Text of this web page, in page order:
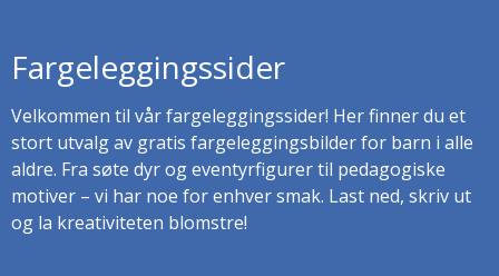
Fargeleggingssider
Velkommen til vår fargeleggingssider! Her finner du et
stort utvalg av gratis fargeleggingsbilder for barn i alle
aldre. Fra søte dyr og eventyrfigurer til pedagogiske
motiver – vi har noe for enhver smak. Last ned, skriv ut
og la kreativiteten blomstre!